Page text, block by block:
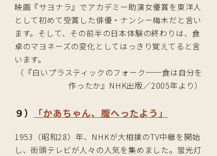
映画『サヨナラ』でアカデミー助演女優賞を東洋人
として初めて受賞した俳優・ナンシー梅木だと言い
ます。そして、その前半の日本体験の終わりは、食
卓のマヨネーズの変化としてはっきり覚えてると言
います。
（『白いプラスティックのフォーク──食は自分を
作ったか』NHK出版／2005年より）
９） 「かあちゃん、腹へったよう」
1953（昭和28）年、NHKが大相撲のTV中継を開始
し、街頭テレビが人々の人気を集めました。蛍光灯